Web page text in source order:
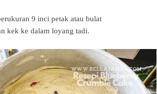
9 inci petak atau bulat
kek ke dalam loyang tadi.